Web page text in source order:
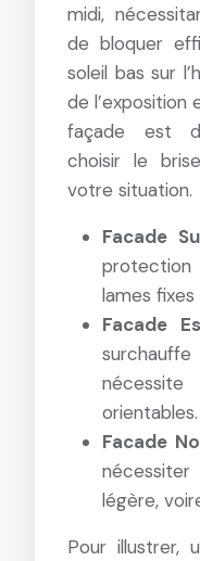
midi,
de bloquer
soleil bas sur
de l’exposition
façade est
choisir le
votre situation.
Facade
lames fixes
Facade
orientables.
Facade
légère,
Pour illustrer,